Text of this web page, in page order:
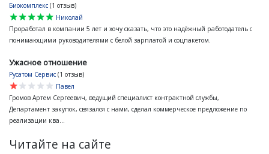
Биокомплекс (1 отзыв)
star
star
star
star
star
Николай
Проработал в компании 5 лет и хочу сказать, что это надёжный работодатель с
понимающими руководителями с белой зарплатой и соцпакетом.
Ужасное отношение
Русатом Сервис (1 отзыв)
star
star
star
star
star
Павел
Громов Артем Сергеевич, ведущий специалист контрактной службы,
Департамент закупок, связался с нами, сделал коммерческое предложение по
реализации ква...
Читайте на сайте